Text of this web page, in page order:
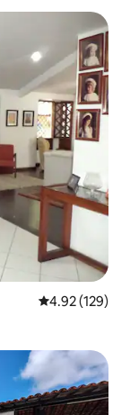
औसत रेटिंग 5 में से
4.92 (129)